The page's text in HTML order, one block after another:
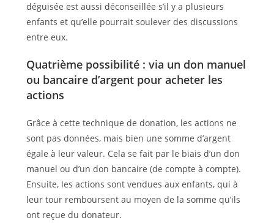
déguisée est aussi déconseillée s’il y a plusieurs
enfants et qu’elle pourrait soulever des discussions
entre eux.
Quatrième possibilité : via un don manuel
ou bancaire d’argent pour acheter les
actions
Grâce à cette technique de donation, les actions ne
sont pas données, mais bien une somme d’argent
égale à leur valeur. Cela se fait par le biais d’un don
manuel ou d’un don bancaire (de compte à compte).
Ensuite, les actions sont vendues aux enfants, qui à
leur tour remboursent au moyen de la somme qu’ils
ont reçue du donateur.